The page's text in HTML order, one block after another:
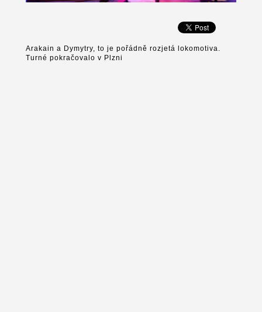
Arakain a Dymytry, to je pořádně rozjetá lokomotiva.
Turné pokračovalo v Plzni